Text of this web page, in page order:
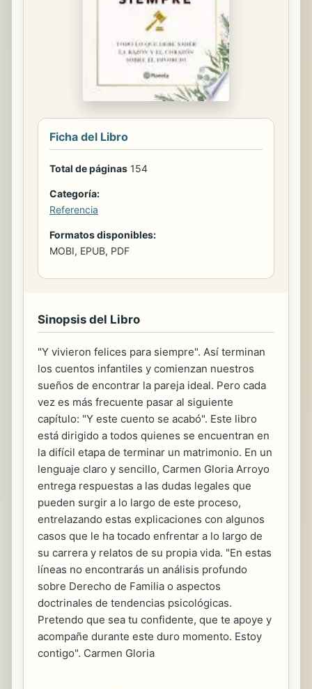
Ficha del Libro
Total de páginas 154
Categoría:
Referencia
Formatos disponibles:
MOBI, EPUB, PDF
Sinopsis del Libro
"Y vivieron felices para siempre". Así terminan
los cuentos infantiles y comienzan nuestros
sueños de encontrar la pareja ideal. Pero cada
vez es más frecuente pasar al siguiente
capítulo: "Y este cuento se acabó". Este libro
está dirigido a todos quienes se encuentran en
la difícil etapa de terminar un matrimonio. En un
lenguaje claro y sencillo, Carmen Gloria Arroyo
entrega respuestas a las dudas legales que
pueden surgir a lo largo de este proceso,
entrelazando estas explicaciones con algunos
casos que le ha tocado enfrentar a lo largo de
su carrera y relatos de su propia vida. "En estas
líneas no encontrarás un análisis profundo
sobre Derecho de Familia o aspectos
doctrinales de tendencias psicológicas.
Pretendo que sea tu confidente, que te apoye y
acompañe durante este duro momento. Estoy
contigo". Carmen Gloria